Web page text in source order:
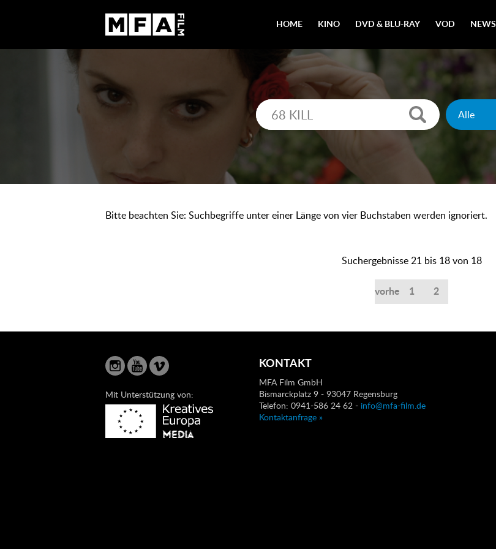
HOME KINO DVD & BLU-RAY VOD NEWS
Bitte beachten Sie: Suchbegriffe unter einer Länge von vier Buchstaben werden ignoriert.
Suchergebnisse 21 bis 18 von 18
vorherige
1 2
Mit Unterstützung von:
KONTAKT
MFA Film GmbH
Bismarckplatz 9 - 93047 Regensburg
Telefon: 0941-586 24 62 - info@mfa-film.de
Kontaktanfrage »